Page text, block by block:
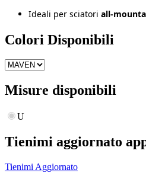
Ideali per sciatori all-
Colori Disponibili
Misure disponibili
U
Tienimi aggiornato
Tienimi Aggiornato